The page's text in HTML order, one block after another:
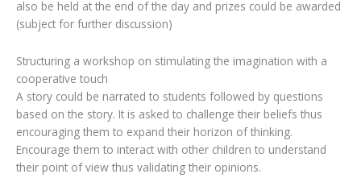
also be held at the end of the day and prizes could be awarded
(subject for further discussion)
Structuring a workshop on stimulating the imagination with a
cooperative touch
A story could be narrated to students followed by questions
based on the story. It is asked to challenge their beliefs thus
encouraging them to expand their horizon of thinking.
Encourage them to interact with other children to understand
their point of view thus validating their opinions.